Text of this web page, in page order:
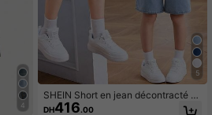
4
5
SHEIN Short en jean décontracté à j
ambes larges pour fille préadolesce
DH416.00